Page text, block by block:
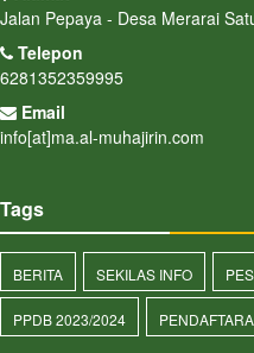
Jalan Pepaya - Desa Merarai
Telepon
6281352359995
Email
info[at]ma.al-muhajirin.com
Tags
BERITA SEKILAS INFO
PPDB 2023/2024